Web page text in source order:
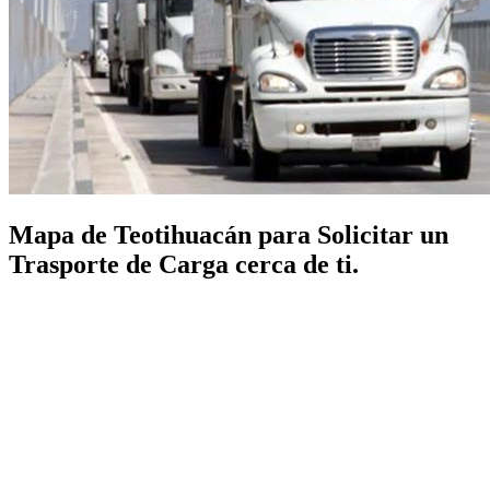
Mapa de Teotihuacán para Solicitar un
Trasporte de Carga cerca de ti.